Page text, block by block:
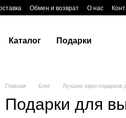
Обмен и возврат О нас
Каталог Подарки
Главная Блог Лучшие идеи подарков
Подарки для